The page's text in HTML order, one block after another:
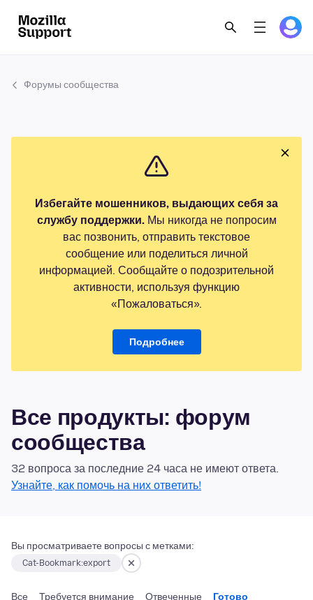
Форумы сообщества
Избегайте мошенников, выдающих себя за
службу поддержки.Мы никогда не попросим
вас позвонить, отправить текстовое
сообщение или поделиться личной
информацией. Сообщайте о подозрительной
активности, используя функцию
«Пожаловаться».
Подробнее
Все продукты: форум
сообщества
32 вопроса за последние 24 часа не имеют ответа.
Узнайте, как помочь на них ответить!
Вы просматриваете вопросы с метками:
Cat-Bookmark:export
Все Требуется внимание Отвеченные Готово